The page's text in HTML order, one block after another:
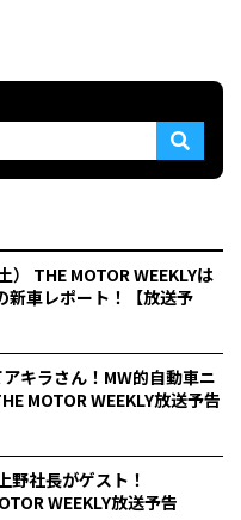
） THE MOTOR WEEKLYは
新車レポート！【放送予
アキラさん！MW的自動車ニ
MOTOR WEEKLY放送予告
野社長がゲスト！
WEEKLY放送予告